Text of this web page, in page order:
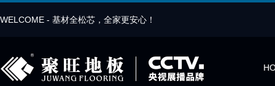
WELCOME - 基材全松芯，全家更安心！